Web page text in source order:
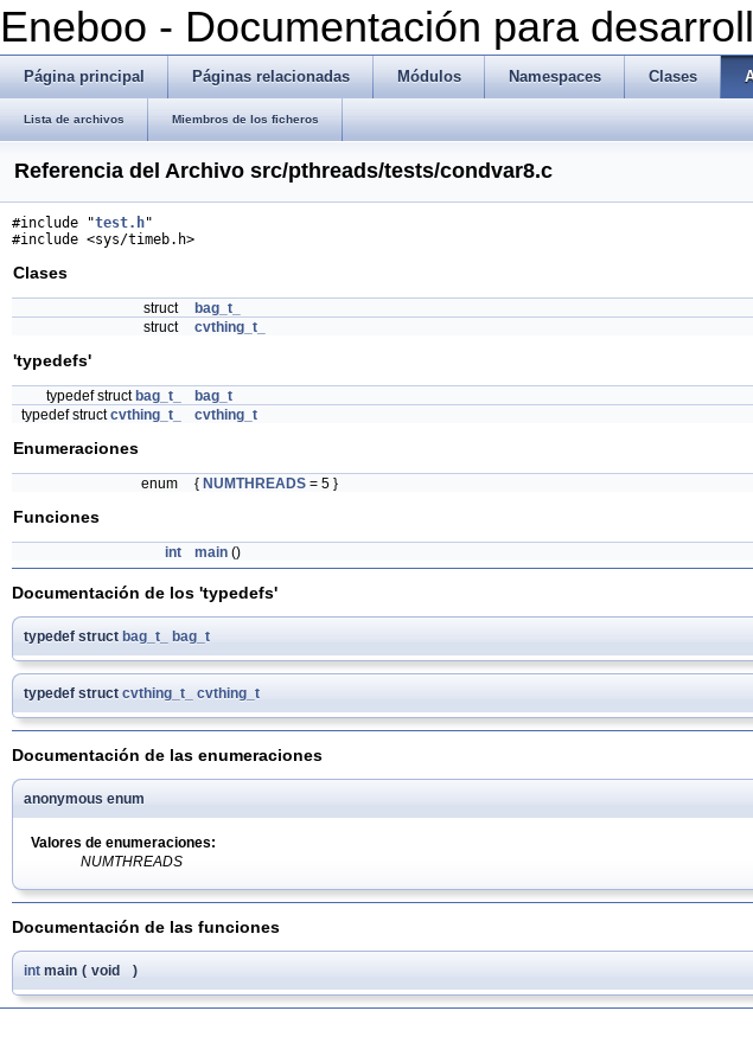
Eneboo - Documentación para
Página principal Páginas relacionadas Módulos Namespaces Clases
Lista de archivos Miembros de los ficheros
Referencia del Archivo src/pthreads/tests/condvar8.c
#include "test.h"
#include <sys/timeb.h>
Clases
struct
bag_t_
struct
cvthing_t_
'typedefs'
typedef struct bag_t_
bag_t
typedef structcvthing_t_ cvthing_t
Enumeraciones
enum { NUMTHREADS = 5 }
Funciones
int main ()
Documentación de los 'typedefs'
typedef struct bag_t_ bag_t
typedef struct cvthing_t_ cvthing_t
Documentación de las enumeraciones
anonymous enum
Valores de enumeraciones:
NUMTHREADS
Documentación de las funciones
int main ( void )